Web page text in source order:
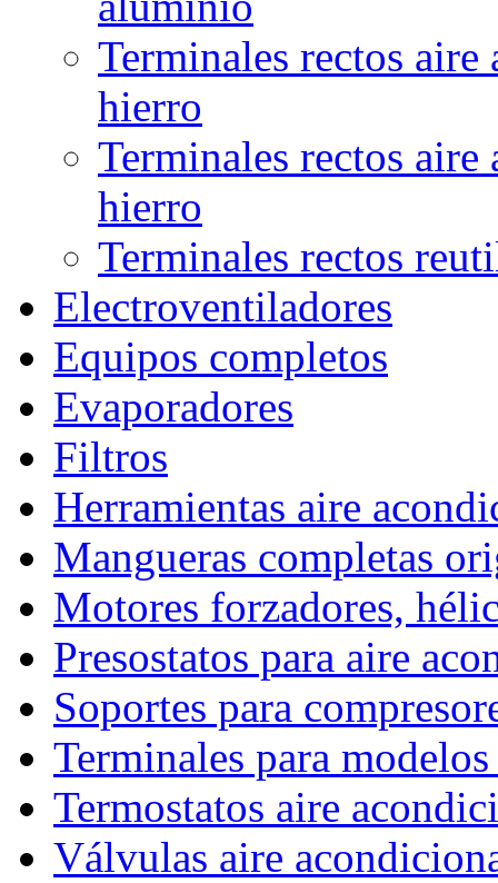
Terminales rectos
hierro
Terminales rectos
hierro
Terminales rectos
Electroventiladores
Equipos completos
Evaporadores
Filtros
Herramientas aire
Mangueras completas
Motores forzadores,
Presostatos para aire
Soportes para
Terminales para
Termostatos aire
Válvulas aire